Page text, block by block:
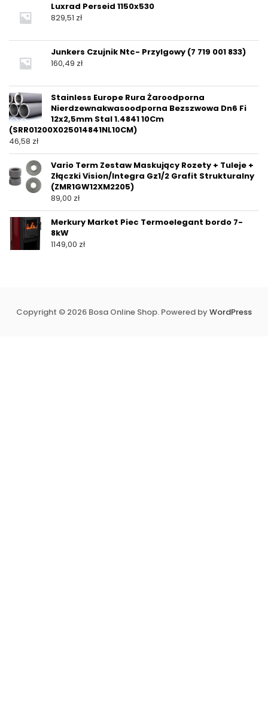
Luxrad Perseid 1150x530
829,51 zł
Junkers Czujnik Ntc- Przylgowy (7 719 001 833)
160,49 zł
Stainless Europe Rura Żaroodporna
Nierdzewnakwasoodporna Bezszwowa Dn6 Fi
12x2,5mm Stal 1.4841 10Cm
(SRR01200X025014841NL10CM)
46,58 zł
Vario Term Zestaw Maskujący Rozety + Tuleje +
Złączki Vision/Integra Gz1/2 Grafit Strukturalny
(ZMR1GW12XM2205)
89,00 zł
Merkury Market Piec Termoelegant bordo 7-
8kW
1149,00 zł
Copyright © 2026 Bosa Online Shop. Powered byWordPress